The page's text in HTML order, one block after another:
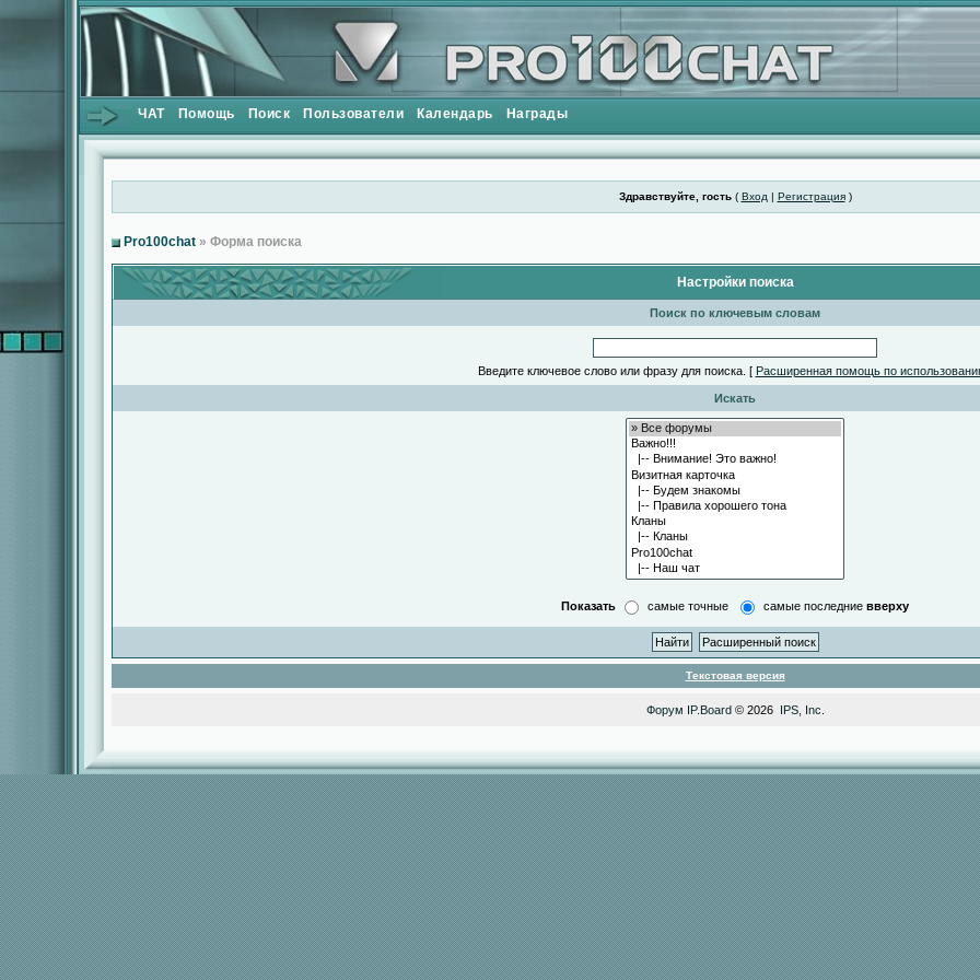
ЧАТ Помощь Поиск Пользователи Календарь Награды
Здравствуйте, гость( Вход | Регистрация)
Pro100chat » Форма поиска
Настройки поиска
Поиск по ключевым словам
Введите ключевое слово или фразу для поиска. [ Расширенная помощь по
Искать
Показать самые точные самые последние вверху
Текстовая версия
Форум IP.Board© 2026 IPS, Inc